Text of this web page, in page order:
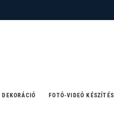
DEKORÁCIÓ FOTÓ-VIDEÓ KÉSZÍTÉS